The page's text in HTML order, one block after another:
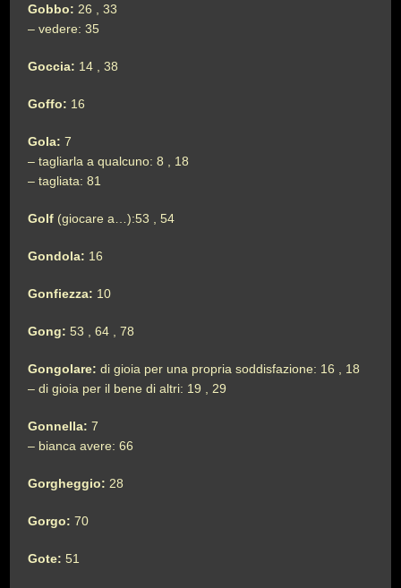
Gobbo: 26 , 33
– vedere: 35
Goccia: 14 , 38
Goffo: 16
Gola: 7
– tagliarla a qualcuno: 8 , 18
– tagliata: 81
Golf (giocare a…):53 , 54
Gondola: 16
Gonfiezza: 10
Gong: 53 , 64 , 78
Gongolare: di gioia per una propria soddisfazione: 16 , 18
– di gioia per il bene di altri: 19 , 29
Gonnella: 7
– bianca avere: 66
Gorgheggio: 28
Gorgo: 70
Gote: 51